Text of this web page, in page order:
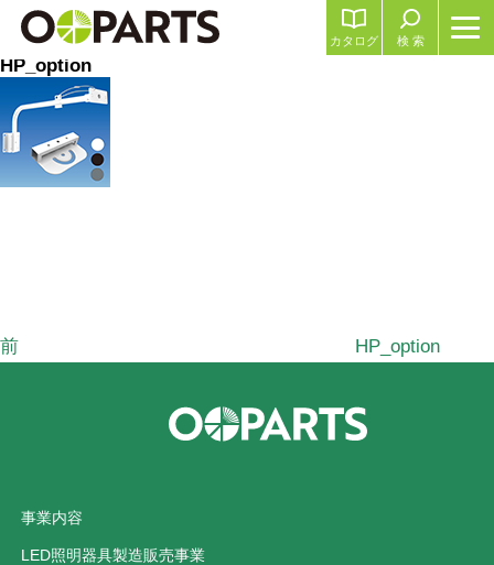
検 索
カタログ
HP_option
前 HP_option
事業内容
LED照明器具製造販売事業